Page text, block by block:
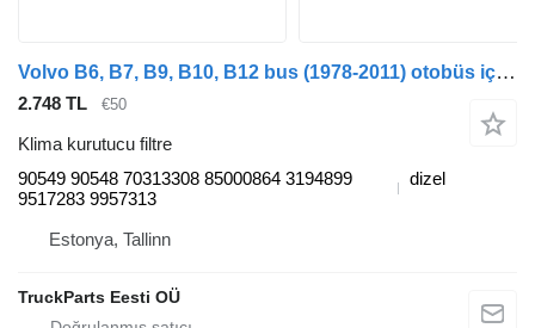
Volvo B6, B7, B9, B10, B12 bus (1978-2011) otobüs için Haldex B7R (01.97-) 90549 90548 klima kurutucu filtre
2.748 TL €50
Klima kurutucu filtre
90549 90548 70313308 85000864 3194899
9517283 9957313
dizel
Estonya, Tallinn
TruckParts Eesti OÜ